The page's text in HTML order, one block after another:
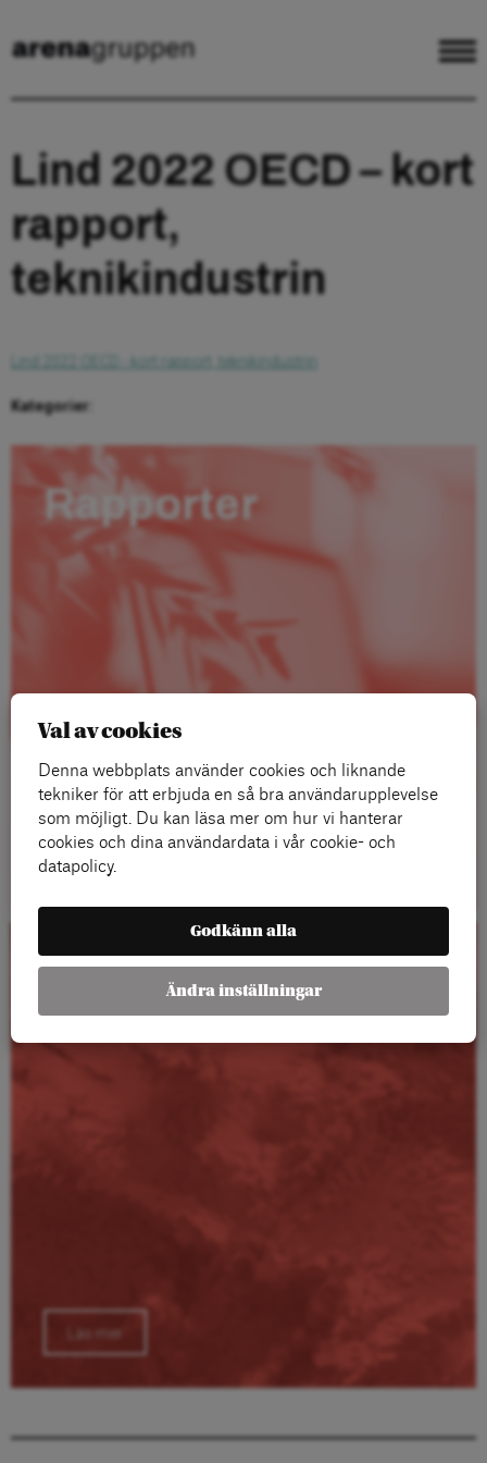
Lind 2022 OECD – kort
rapport,
teknikindustrin
Lind 2022 OECD - kort rapport, teknikindustrin
Kategorier:
Rapporter
Läs mer
Kalender
Läs mer
Val av cookies
Denna webbplats använder cookies och liknande
tekniker för att erbjuda en så bra användarupplevelse
som möjligt. Du kan läsa mer om hur vi hanterar
cookies och dina användardata i vår cookie- och
datapolicy.
Godkänn alla
Ändra inställningar